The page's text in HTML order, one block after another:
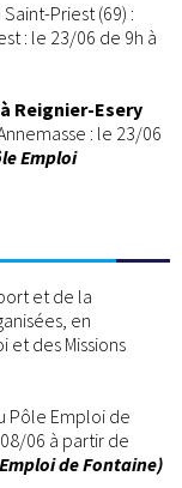
Saint-Priest (69) :
: le 23/06 de 9h à
Reignier-Esery
: le 23/06
Emploi
et de la
en
des Missions
Pôle Emploi de
06 à partir de
de Fontaine)